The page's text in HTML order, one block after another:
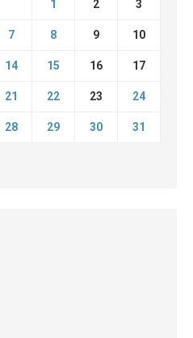
1 2 3
7 8 9 10
14 15 16 17
21 22 23 24
28 29 30 31